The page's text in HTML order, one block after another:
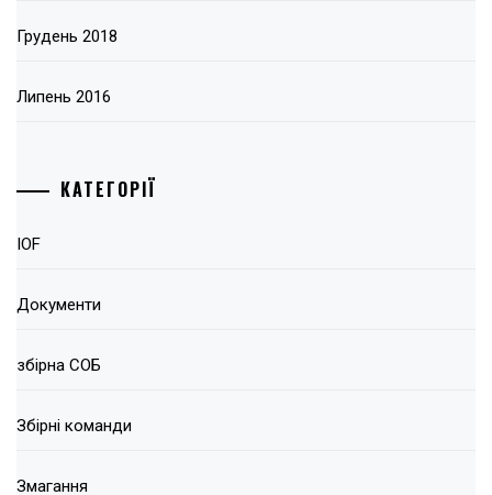
Грудень 2018
Липень 2016
КАТЕГОРІЇ
IOF
Документи
збірна СОБ
Збірні команди
Змагання